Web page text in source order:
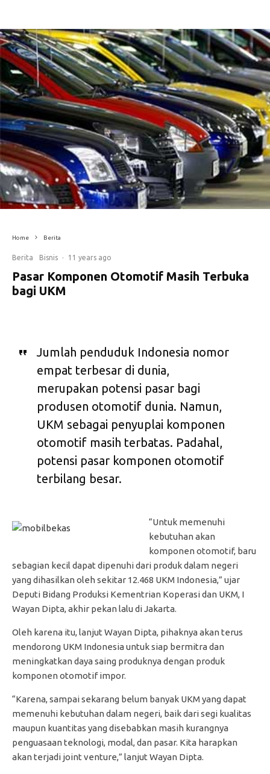
Home Berita
Berita Bisnis · 11 years ago
Pasar Komponen Otomotif Masih Terbuka
bagi UKM
Jumlah penduduk Indonesia ‎nomor
empat terbesar di dunia,
merupakan potensi pasar bagi
produsen otomotif dunia. Namun,
UKM sebagai penyuplai komponen
otomotif masih terbatas. Padahal,
potensi pasar komponen otomotif
terbilang besar.
“Untuk memenuhi
kebutuhan akan
komponen otomotif, baru
sebagian kecil dapat dipenuhi dari produk dalam negeri
yang dihasilkan oleh sekitar 12.468 UKM Indonesia,” ujar
Deputi Bidang Produksi Kementrian Koperasi dan UKM, I
Wayan Dipta, akhir pekan lalu di Jakarta.
Oleh karena itu, lanjut Wayan Dipta, pihaknya akan terus
mendorong UKM Indonesia untuk siap bermitra dan
meningkatkan daya saing produknya dengan produk
komponen otomotif impor.
“Karena, sampai sekarang belum banyak UKM yang dapat
memenuhi kebutuhan dalam negeri, baik dari segi kualitas
maupun kuantitas yang disebabkan masih kurangnya
penguasaan teknologi, modal, dan pasar. Kita harapkan
akan terjadi joint venture,” lanjut Wayan Dipta.